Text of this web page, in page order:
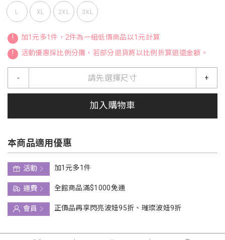
L XL 2XL 3XL
!
加1元多1件，2件為一組低價商品以1元計算
!
活動優惠採比例分攤，若部分退貨將以比例折算退還金額。
請先選擇尺寸
- +
加入購物車
本商品適用優惠
活動
加1元多1件
運費
全館商品滿$1000免運
會員
正價品再享閃亮波妞95折、璀璨波妞9折